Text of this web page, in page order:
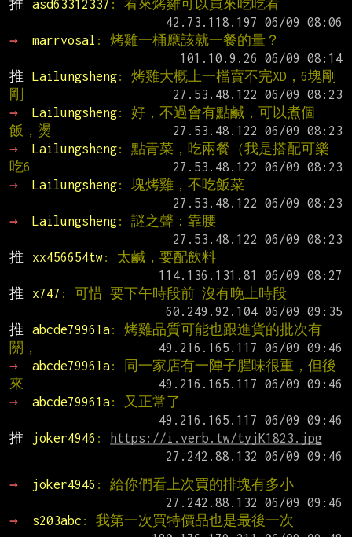
推
asd63312337 : 看來烤雞可以買來吃吃看
→
marrvosal : 烤雞一桶應該就一餐的量？
推
Lailungsheng: 烤雞大概上一檔賣不完XD，6塊剛
剛
→
Lailungsheng: 好，不過會有點鹹，可以煮個
飯，燙
→
Lailungsheng: 點青菜，吃兩餐（我是搭配可樂
吃6
→
Lailungsheng: 塊烤雞，不吃飯菜
→
Lailungsheng: 謎之聲：靠腰
推
xx456654tw: 太鹹，要配飲料
推
x747 : 可惜 要下午時段前 沒有晚上時段
推
abcde79961a: 烤雞品質可能也跟進貨的批次有
關，
→
abcde79961a: 同一家店有一陣子腥味很重，但後
來
→
abcde79961a: 又正常了
推
joker4946 :
https://i.verb.tw/tyjK1823.jpg
→
joker4946 : 給你們看上次買的排塊有多小
→
s203abc : 我第一次買特價品也是最後一次